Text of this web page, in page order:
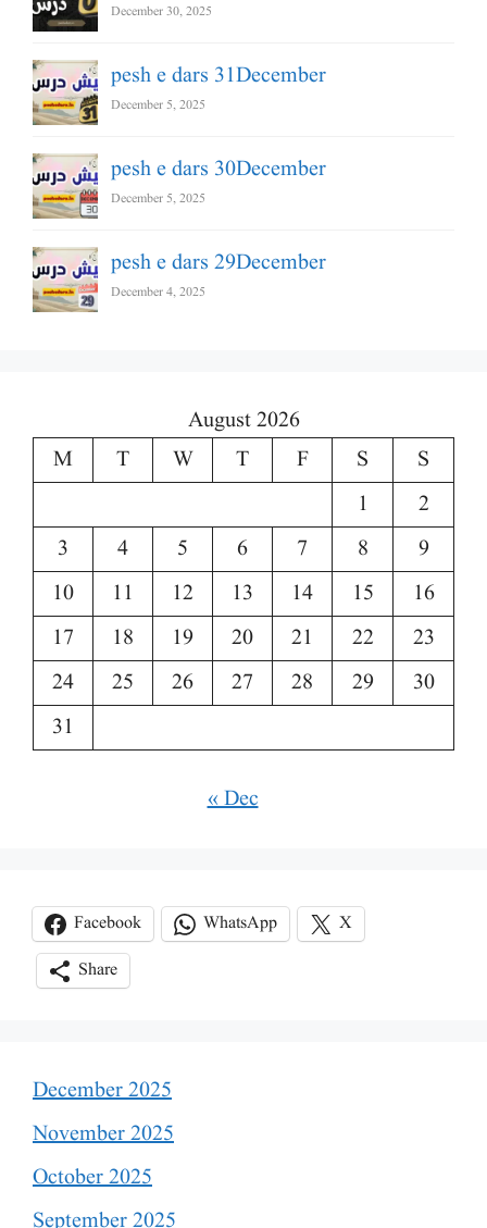
December 30, 2025
pesh e dars 31December
December 5, 2025
pesh e dars 30December
December 5, 2025
pesh e dars 29December
December 4, 2025
August 2026
M
T W T F S
S
1
2
3
4 5 6 7 8
9
10
11 12 13 14 15
16
17
18 19 20 21 22
23
24
25 26 27 28 29
30
31
« Dec
Facebook WhatsApp
X
Share
December 2025
November 2025
October 2025
September 2025